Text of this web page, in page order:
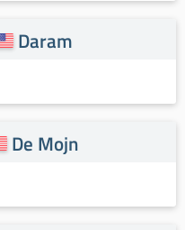
Daram
De Mojn